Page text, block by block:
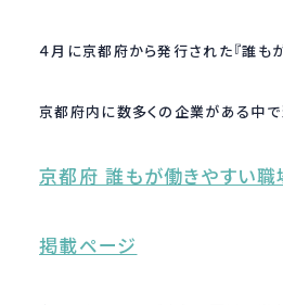
４月に京都府から発行された『誰も
京都府内に数多くの企業がある中で
京都府 誰もが働きやすい職
掲載ページ